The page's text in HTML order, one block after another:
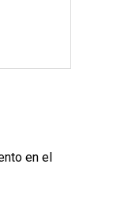
en el